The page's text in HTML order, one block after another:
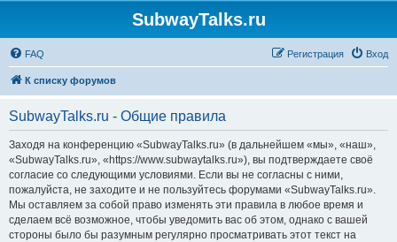
SubwayTalks.ru
FAQ Вход
Регистрация
К списку форумов
SubwayTalks.ru - Общие правила
Заходя на конференцию «SubwayTalks.ru» (в дальнейшем «мы», «наш»,
«SubwayTalks.ru», «https://www.subwaytalks.ru»), вы подтверждаете своё
согласие со следующими условиями. Если вы не согласны с ними,
пожалуйста, не заходите и не пользуйтесь форумами «SubwayTalks.ru».
Мы оставляем за собой право изменять эти правила в любое время и
сделаем всё возможное, чтобы уведомить вас об этом, однако с вашей
стороны было бы разумным регулярно просматривать этот текст на